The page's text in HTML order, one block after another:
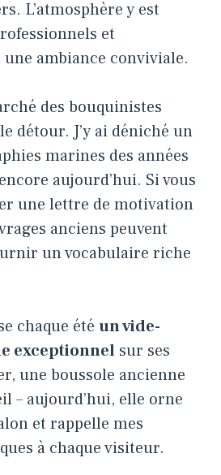
L’atmosphère y est
et
ambiance conviviale.
des bouquinistes
détour. J’y ai déniché un
marines des années
aujourd’hui. Si vous
une lettre de motivation
anciens peuvent
un vocabulaire riche
chaque été un vide-
exceptionnel sur ses
une boussole ancienne
– aujourd’hui, elle orne
et rappelle mes
à chaque visiteur.